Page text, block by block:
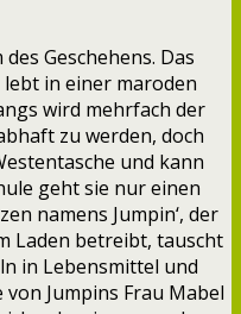
Geschehens. Das
in einer maroden
wird mehrfach der
zu werden, doch
und kann
geht sie nur einen
namens Jumpin‘, der
Laden betreibt, tauscht
in Lebensmittel und
Jumpins Frau Mabel